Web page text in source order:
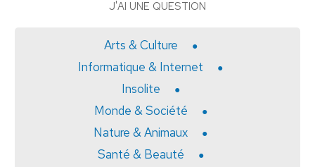
J'AI UNE QUESTION
Arts & Culture
Informatique & Internet
Insolite
Monde & Société
Nature & Animaux
Santé & Beauté